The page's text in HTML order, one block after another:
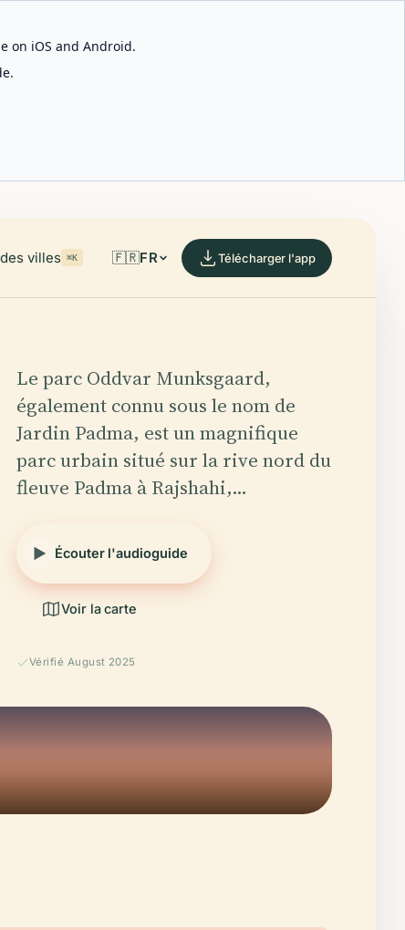
on iOS and Android.
villes ⌘K 🇫🇷FR Télécharger l'app
Le parc Oddvar Munksgaard,
également connu sous le nom de
Jardin Padma, est un magnifique
parc urbain situé sur la rive nord du
fleuve Padma à Rajshahi,…
Écouter l'audioguide
Voir la carte
Vérifié August 2025